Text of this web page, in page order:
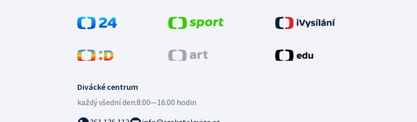
Divácké centrum
každý všední den:8:00—16:00 hodin